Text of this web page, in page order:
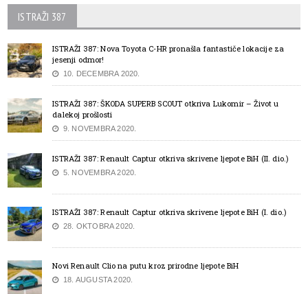
ISTRAŽI 387
ISTRAŽI 387: Nova Toyota C-HR pronašla fantastiče lokacije za
jesenji odmor!
10. DECEMBRA 2020.
ISTRAŽI 387: ŠKODA SUPERB SCOUT otkriva Lukomir – Život u
dalekoj prošlosti
9. NOVEMBRA 2020.
ISTRAŽI 387: Renault Captur otkriva skrivene ljepote BiH (II. dio.)
5. NOVEMBRA 2020.
ISTRAŽI 387: Renault Captur otkriva skrivene ljepote BiH (I. dio.)
28. OKTOBRA 2020.
Novi Renault Clio na putu kroz prirodne ljepote BiH
18. AUGUSTA 2020.